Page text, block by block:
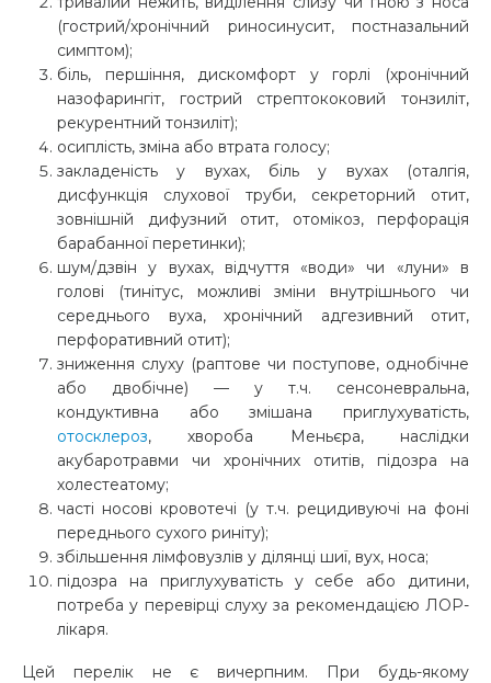
(гострий/хронічний риносинусит, постназальний
симптом);
біль, першіння, дискомфорт у горлі (хронічний
назофарингіт, гострий стрептококовий тонзиліт,
рекурентний тонзиліт);
осиплість, зміна або втрата голосу;
закладеність у вухах, біль у вухах (оталгія,
дисфункція слухової труби, секреторний отит,
зовнішній дифузний отит, отомікоз, перфорація
барабанної перетинки);
шум/дзвін у вухах, відчуття «води» чи «луни» в
голові (тинітус, можливі зміни внутрішнього чи
середнього вуха, хронічний адгезивний отит,
перфоративний отит);
зниження слуху (раптове чи поступове, однобічне
або двобічне) — у т.ч. сенсоневральна,
кондуктивна або змішана приглухуватість,
отосклероз, хвороба Меньєра, наслідки
акубаротравми чи хронічних отитів, підозра на
холестеатому;
часті носові кровотечі (у т.ч. рецидивуючі на фоні
переднього сухого риніту);
збільшення лімфовузлів у ділянці шиї, вух, носа;
підозра на приглухуватість у себе або дитини,
потреба у перевірці слуху за рекомендацією ЛОР-
лікаря.
Цей перелік не є вичерпним. При будь-якому